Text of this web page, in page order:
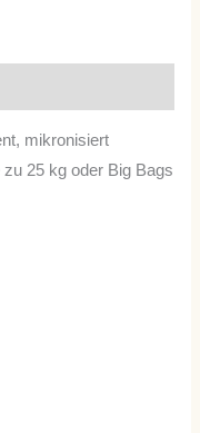
mikronisiert
25 kg oder Big Bags